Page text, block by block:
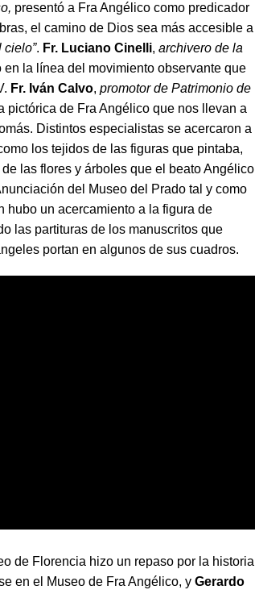
presentó a Fra Angélico como predicador
el camino de Dios sea más accesible a
cielo”. Fr. Luciano Cinelli,archivero de la
en la línea del movimiento observante que
Fr. Iván Calvo,promotor de Patrimonio de
pictórica de Fra Angélico que nos llevan a
Distintos especialistas se acercaron a
los tejidos de las figuras que pintaba,
de las flores y árboles que el beato Angélico
del Museo del Prado tal y como
hubo un acercamiento a la figura de
las partituras de los manuscritos que
portan en algunos de sus cuadros.
de Florencia hizo un repaso por la historia
en el Museo de Fra Angélico, yGerardo